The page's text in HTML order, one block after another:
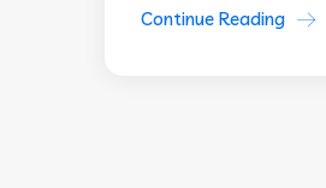
Continue Reading